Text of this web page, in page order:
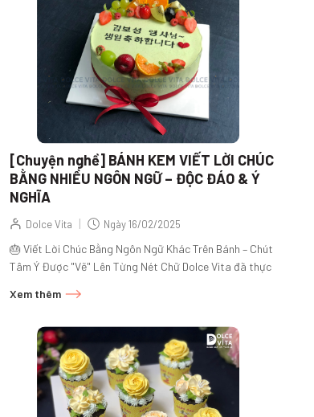
[Chuyện nghề] BÁNH KEM VIẾT LỜI CHÚC
BẰNG NHIỀU NGÔN NGỮ – ĐỘC ĐÁO & Ý
NGHĨA
Dolce Vita Ngày16/02/2025
🎂 Viết Lời Chúc Bằng Ngôn Ngữ Khác Trên Bánh – Chút
Tâm Ý Được "Vẽ" Lên Từng Nét Chữ Dolce Vita đã thực
Xem thêm